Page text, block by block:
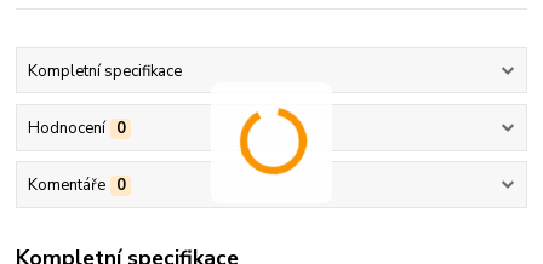
Kompletní specifikace
Hodnocení 0
Komentáře 0